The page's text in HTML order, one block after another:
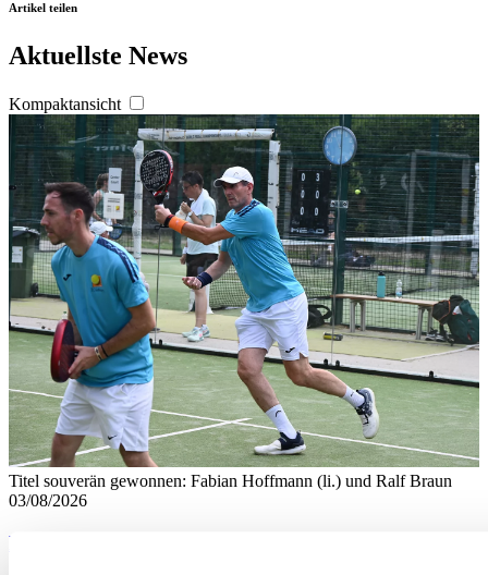
Artikel teilen
Aktuellste News
Kompaktansicht
Titel souverän gewonnen: Fabian Hoffmann (li.) und Ralf Braun
03/08/2026
Badische Padel-Titel in Grötzingen vergeben